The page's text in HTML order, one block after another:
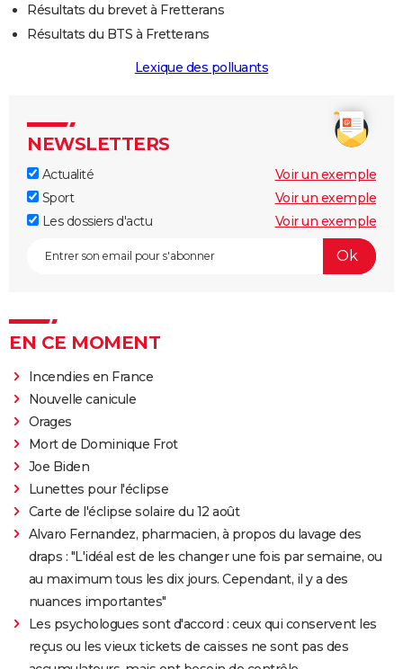
Résultats du brevet à Fretterans
Résultats du BTS à Fretterans
Lexique des polluants
NEWSLETTERS
Actualité
Voir un exemple
Sport
Voir un exemple
Les dossiers d'actu
Voir un exemple
EN CE MOMENT
Incendies en France
Nouvelle canicule
Orages
Mort de Dominique Frot
Joe Biden
Lunettes pour l'éclipse
Carte de l'éclipse solaire du 12 août
Alvaro Fernandez, pharmacien, à propos du lavage des
draps : "L'idéal est de les changer une fois par semaine, ou
au maximum tous les dix jours. Cependant, il y a des
nuances importantes"
Les psychologues sont d'accord : ceux qui conservent les
reçus ou les vieux tickets de caisses ne sont pas des